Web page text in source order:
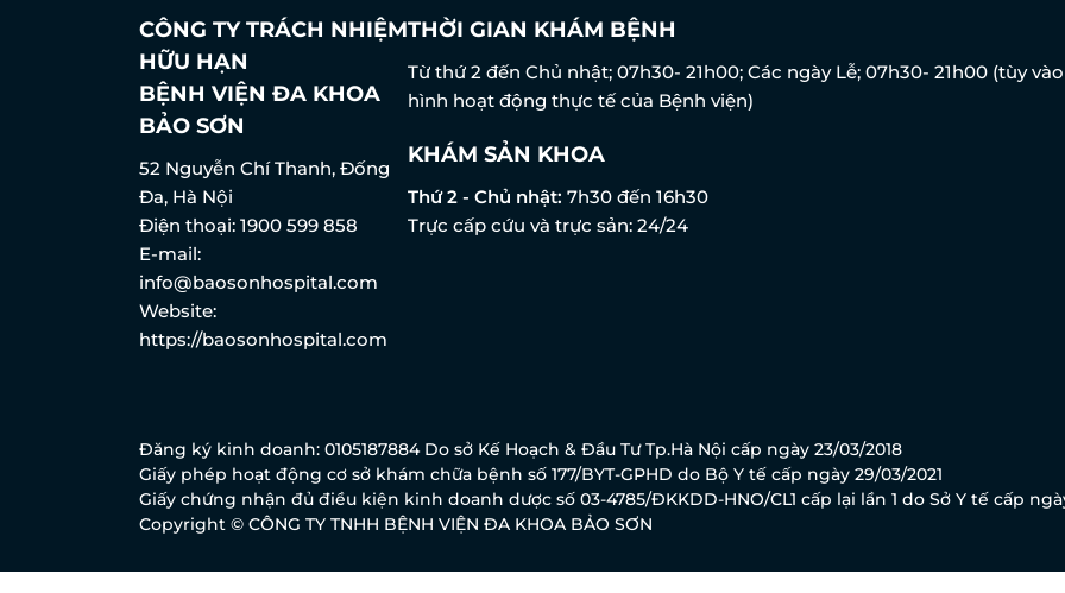
CÔNG TY TRÁCH NHIỆM
HỮU HẠN
BỆNH VIỆN ĐA KHOA
BẢO SƠN
52 Nguyễn Chí Thanh, Đống
Đa, Hà Nội
Điện thoại: 1900 599 858
E-mail:
info@baosonhospital.com
Website:
https://baosonhospital.com
THỜI GIAN KHÁM BỆNH
Từ thứ 2 đến Chủ nhật; 07h30- 21h00; Các ngày Lễ; 07h30- 21h00 (tùy
hình hoạt động thực tế của Bệnh viện)
KHÁM SẢN KHOA
Thứ 2 - Chủ nhật: 7h30 đến 16h30
Trực cấp cứu và trực sản: 24/24
Đăng ký kinh doanh: 0105187884 Do sở Kế Hoạch & Đầu Tư Tp.Hà Nội cấp ngày 23/03/2018
Giấy phép hoạt động cơ sở khám chữa bệnh số 177/BYT-GPHD do Bộ Y tế cấp ngày 29/03/2021
Giấy chứng nhận đủ điều kiện kinh doanh dược số 03-4785/ĐKKDD-HNO/CL1 cấp lại lần 1 do Sở Y tế cấp
Copyright © CÔNG TY TNHH BỆNH VIỆN ĐA KHOA BẢO SƠN